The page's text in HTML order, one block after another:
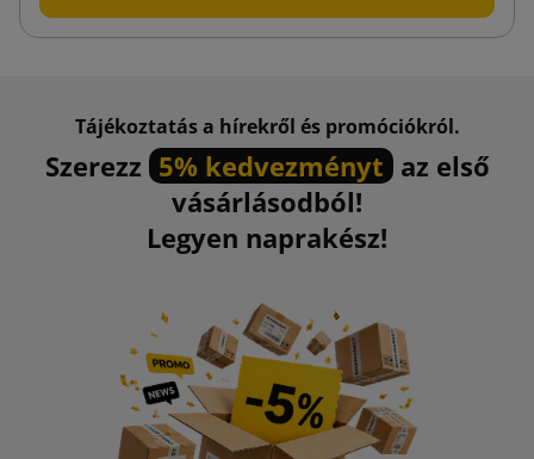
Tájékoztatás a hírekről és promóciókról.
Szerezz 5% kedvezményt az első
vásárlásodból!
Legyen naprakész!